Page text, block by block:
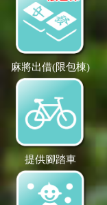
麻將出借(限包棟)
提供腳踏車